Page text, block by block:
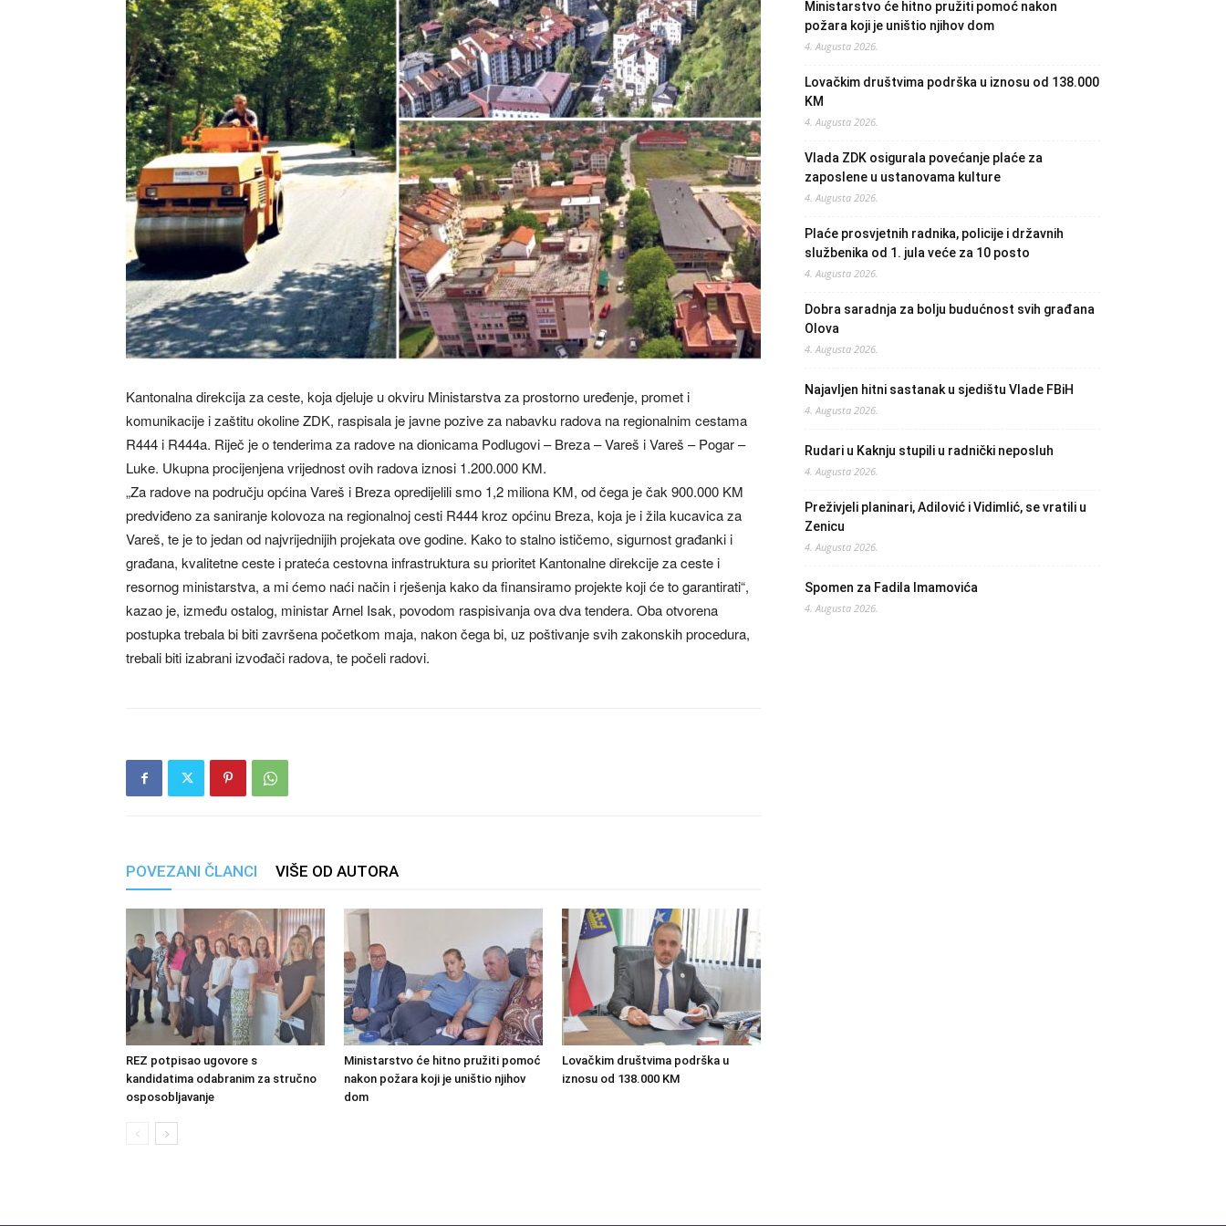
Kantonalna direkcija za ceste, koja djeluje u okviru Ministarstva za prostorno uređenje, promet i
komunikacije i zaštitu okoline ZDK, raspisala je javne pozive za nabavku radova na regionalnim cestama
R444 i R444a. Riječ je o tenderima za radove na dionicama Podlugovi – Breza – Vareš i Vareš – Pogar –
Luke. Ukupna procijenjena vrijednost ovih radova iznosi 1.200.000 KM.
„Za radove na području općina Vareš i Breza opredijelili smo 1,2 miliona KM, od čega je čak 900.000 KM
predviđeno za saniranje kolovoza na regionalnoj cesti R444 kroz općinu Breza, koja je i žila kucavica za
Vareš, te je to jedan od najvrijednijih projekata ove godine. Kako to stalno ističemo, sigurnost građanki i
građana, kvalitetne ceste i prateća cestovna infrastruktura su prioritet Kantonalne direkcije za ceste i
resornog ministarstva, a mi ćemo naći način i rješenja kako da finansiramo projekte koji će to garantirati“,
kazao je, između ostalog, ministar Arnel Isak, povodom raspisivanja ova dva tendera. Oba otvorena
postupka trebala bi biti završena početkom maja, nakon čega bi, uz poštivanje svih zakonskih procedura,
trebali biti izabrani izvođači radova, te počeli radovi.
POVEZANI ČLANCI VIŠE OD AUTORA
REZ potpisao ugovore s
kandidatima odabranim za stručno
osposobljavanje
Ministarstvo će hitno pružiti pomoć
nakon požara koji je uništio njihov
dom
Lovačkim društvima podrška u
iznosu od 138.000 KM
Ministarstvo će hitno pružiti pomoć nakon
požara koji je uništio njihov dom
4. Augusta 2026.
Lovačkim društvima podrška u iznosu od 138.000
KM
4. Augusta 2026.
Vlada ZDK osigurala povećanje plaće za
zaposlene u ustanovama kulture
4. Augusta 2026.
Plaće prosvjetnih radnika, policije i državnih
službenika od 1. jula veće za 10 posto
4. Augusta 2026.
Dobra saradnja za bolju budućnost svih građana
Olova
4. Augusta 2026.
Najavljen hitni sastanak u sjedištu Vlade FBiH
4. Augusta 2026.
Rudari u Kaknju stupili u radnički neposluh
4. Augusta 2026.
Preživjeli planinari, Adilović i Vidimlić, se vratili u
Zenicu
4. Augusta 2026.
Spomen za Fadila Imamovića
4. Augusta 2026.